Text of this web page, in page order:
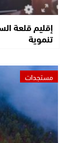
إقليم قلعة
تنموية
مستجدات